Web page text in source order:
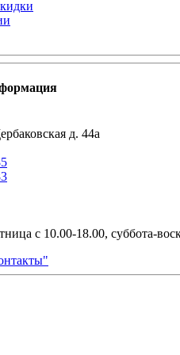
д. 44а
с 10.00-18.00, суббота-